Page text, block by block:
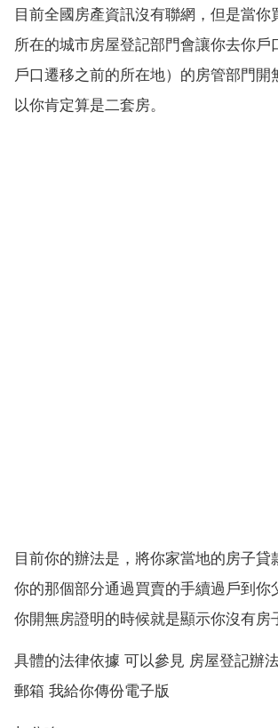
目前全國房產資訊沒有聯網，但是當你
所在的城市房屋登記部門會讓你去你戶
戶口遷移之前的所在地）的房管部門開
以你肯定算是二套房。
目前你的辦法是，將你家當地的房子貸
你的那個部分通過買賣的手續過戶到你
你開無房證明的時候就是顯示你沒有房
具體的法律依據 可以參見 房屋登記辦
郵箱 我給你傳份電子版